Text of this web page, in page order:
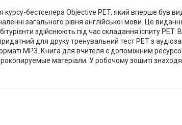
бестселера Objective PET, який вперше був
загального рівня англійської мови. Це
здійснюють під час складання іспиту
для друку тренувальний тест PET з
МР3. Книга для вчителя є допоміжним
матеріали. У робочому зошиті